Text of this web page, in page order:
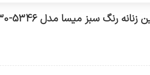
رنگ سبز میسا مدل 5346-9030